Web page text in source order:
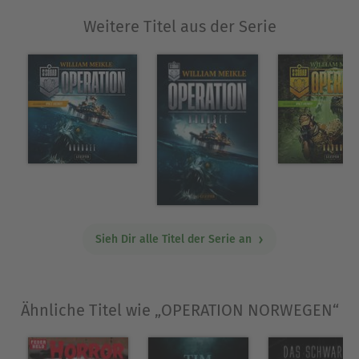
Weitere Titel aus der Serie
Sieh Dir alle Titel der Serie an
Ähnliche Titel wie „OPERATION NORWEGEN“